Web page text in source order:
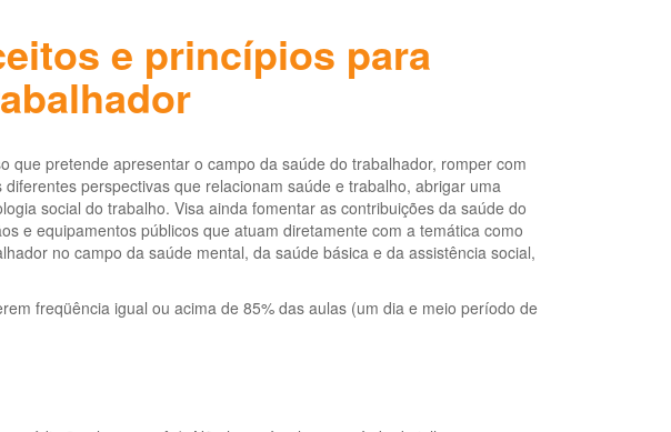
e princípios para
que pretende apresentar o campo da saúde do trabalhador, romper com
perspectivas que relacionam saúde e trabalho, abrigar uma
social do trabalho. Visa ainda fomentar as contribuições da saúde do
e equipamentos públicos que atuam diretamente com a temática como
no campo da saúde mental, da saúde básica e da assistência social,
freqüência igual ou acima de 85% das aulas (um dia e meio período de